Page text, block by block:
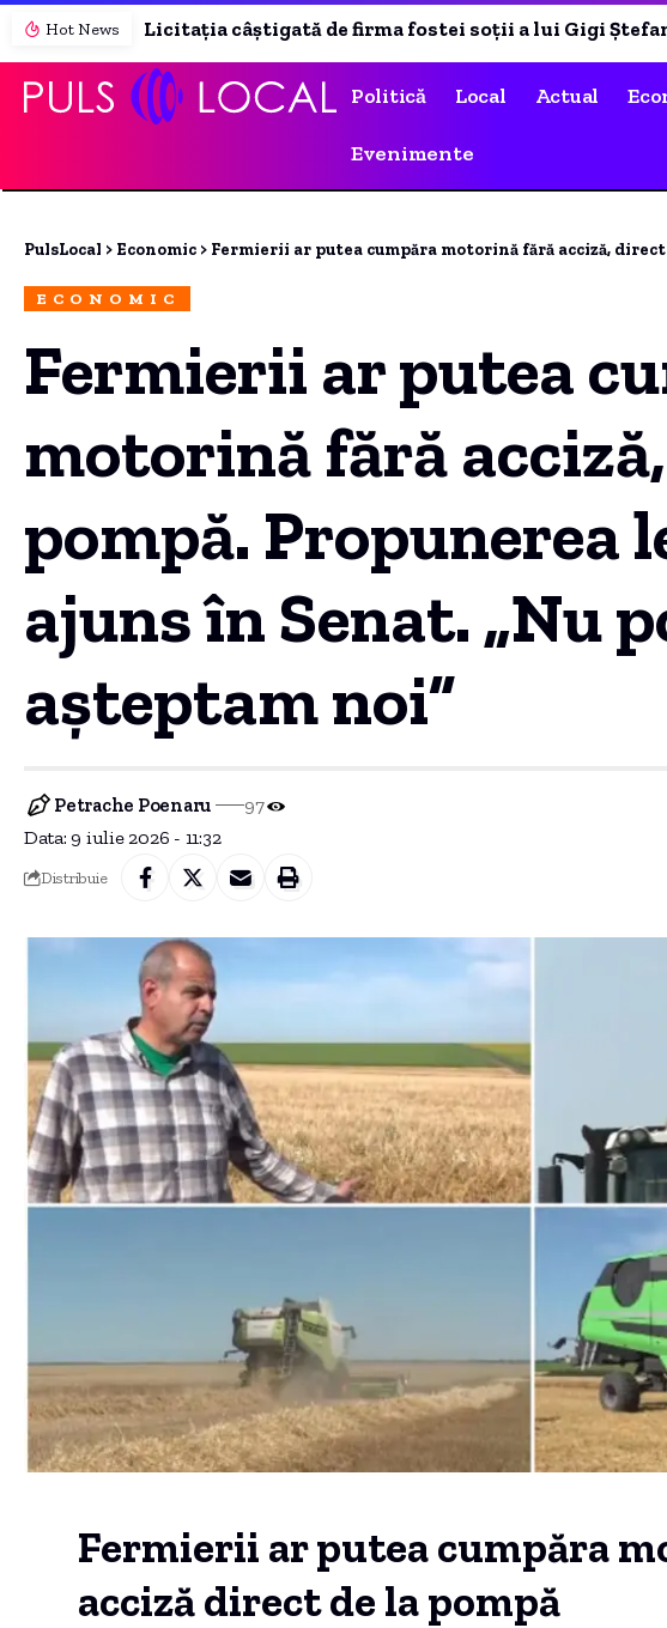
Hot News
Licitația câștigată de firma fostei soții a lui Gigi Ștefan pentru colectarea deșeurilor și reciclare a ajuns în instanță
Politică Local Actual
Evenimente
PulsLocal > Economic > Fermierii ar putea cumpăra motorină fără acciză, direct de la pompă.
ECONOMIC
Fermierii ar putea
motorină fără
pompă. Propunerea
ajuns în Senat. „Nu
așteptam noi”
Data: 9 iulie 2026 - 11:32
Petrache Poenaru 97
Distribuie
Fermierii ar putea cumpăra
acciză direct de la pompă